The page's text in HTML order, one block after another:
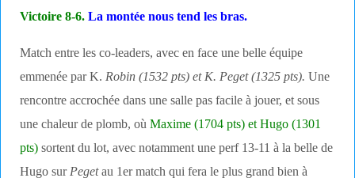
Victoire 8-6. La montée nous tend les bras.
Match entre les co-leaders, avec en face une belle équipe
emmenée par K.Robin (1532 pts) et K. Peget (1325 pts).Une
rencontre accrochée dans une salle pas facile à jouer, et sous
une chaleur de plomb, oùMaxime (1704 pts) et Hugo (1301
pts) sortent du lot, avec notamment une perf 13-11 à la belle de
Hugo surPegetau 1er match qui fera le plus grand bien à